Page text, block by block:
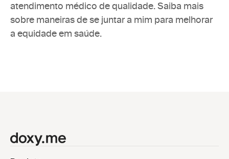
atendimento médico de qualidade. Saiba mais
sobre maneiras de se juntar a mim para melhorar
a equidade em saúde.